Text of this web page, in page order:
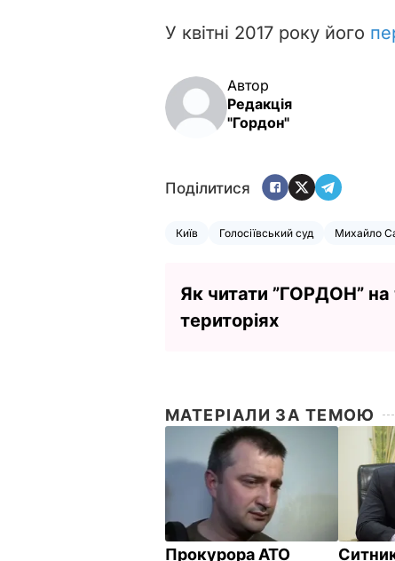
У квітні 2017 року його
Автор
Редакція
"Гордон"
Поділитися
Київ Голосіївський суд Михайло
Як читати ”ГОРДОН”
територіях
МАТЕРІАЛИ ЗА ТЕМОЮ
Прокурора АТО